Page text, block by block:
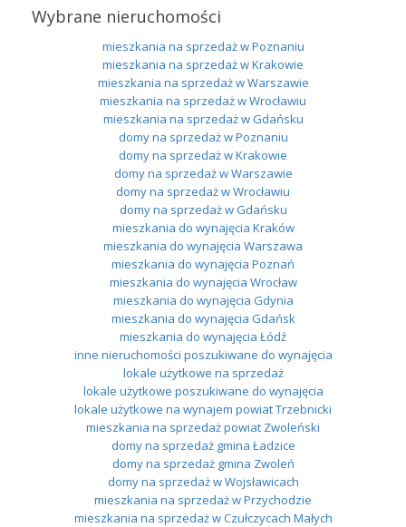
Wybrane nieruchomości
mieszkania na sprzedaż w Poznaniu
mieszkania na sprzedaż w Krakowie
mieszkania na sprzedaż w Warszawie
mieszkania na sprzedaż w Wrocławiu
mieszkania na sprzedaż w Gdańsku
domy na sprzedaż w Poznaniu
domy na sprzedaż w Krakowie
domy na sprzedaż w Warszawie
domy na sprzedaż w Wrocławiu
domy na sprzedaż w Gdańsku
mieszkania do wynajęcia Kraków
mieszkania do wynajęcia Warszawa
mieszkania do wynajęcia Poznań
mieszkania do wynajęcia Wrocław
mieszkania do wynajęcia Gdynia
mieszkania do wynajęcia Gdańsk
mieszkania do wynajęcia Łódź
inne nieruchomości poszukiwane do wynajęcia
lokale użytkowe na sprzedaż
lokale użytkowe poszukiwane do wynajęcia
lokale użytkowe na wynajem powiat Trzebnicki
mieszkania na sprzedaż powiat Zwoleński
domy na sprzedaż gmina Ładzice
domy na sprzedaż gmina Zwoleń
domy na sprzedaż w Wojsławicach
mieszkania na sprzedaż w Przychodzie
mieszkania na sprzedaż w Czułczycach Małych